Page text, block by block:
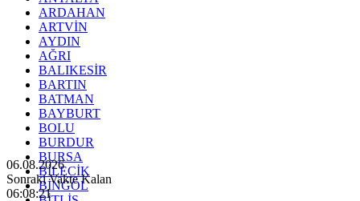
ARDAHAN
ARTVİN
AYDIN
AĞRI
BALIKESİR
BARTIN
BATMAN
BAYBURT
BOLU
BURDUR
BURSA
BİLECİK
BİNGÖL
06.08.2026
Sonraki Vakte Kalan
06:08:19